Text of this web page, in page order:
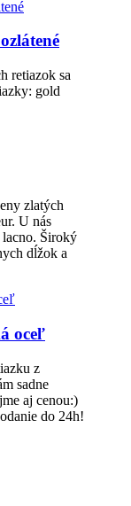
retiazok sa
gold
zlatých
U nás
lacno. Široký
dĺžok a
oceľ
z
sadne
aj cenou:)
do 24h!